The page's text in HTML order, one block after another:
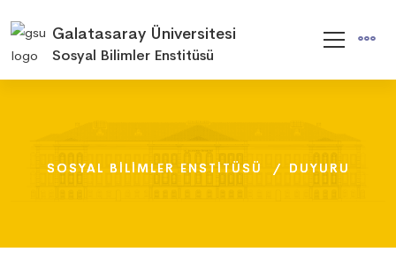
Galatasaray Üniversitesi
Sosyal Bilimler Enstitüsü
SOSYAL BILIMLER ENSTITÜSÜ DUYURU
SOSYAL BILIMLER ENSTITÜSÜ DUYURU
SOSYAL BILIMLER ENSTITÜSÜ DUYURU